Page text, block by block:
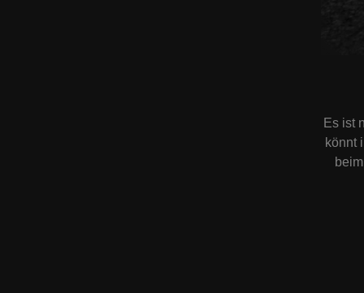
Es ist
könnt